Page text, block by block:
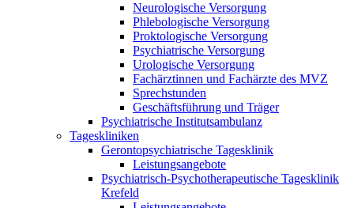
Neurologische Versorgung
Phlebologische Versorgung
Proktologische Versorgung
Psychiatrische Versorgung
Urologische Versorgung
Fachärztinnen und Fachärzte des MVZ
Sprechstunden
Geschäftsführung und Träger
Psychiatrische Institutsambulanz
Tageskliniken
Gerontopsychiatrische Tagesklinik
Leistungsangebote
Psychiatrisch-Psychotherapeutische Tagesklinik
Krefeld